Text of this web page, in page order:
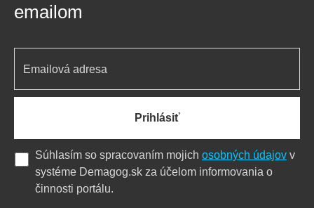
emailom
Prihlásiť
Súhlasím so spracovaním mojich osobných údajov v
systéme Demagog.sk za účelom informovania o
činnosti portálu.